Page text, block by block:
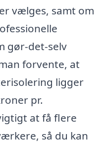
vælges, samt om
gør-det-selv
forvente, at
ligger
pr.
at få flere
så du kan